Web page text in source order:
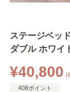
ステージベッ
ダブル ホワイ
¥40,800 (
408ポイント